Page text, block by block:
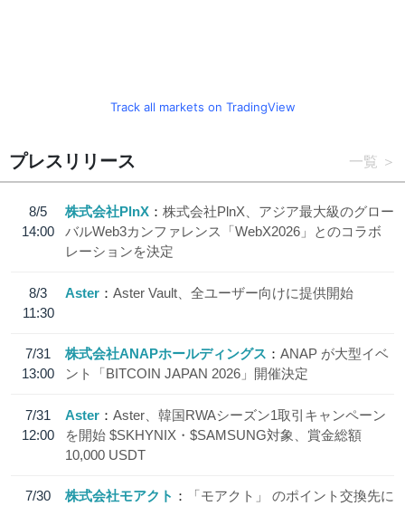
Track all markets on TradingView
プレスリリース 一覧
8/5
14:00
株式会社PlnX
株式会社PlnX、アジア最大級のグロー
バルWeb3カンファレンス「WebX2026」とのコラボ
レーションを決定
8/3
11:30
Aster Aster Vault、全ユーザー向けに提供開始
7/31
13:00
株式会社ANAPホールディングス
ANAP が大型イベ
ント「BITCOIN JAPAN 2026」開催決定
7/31
12:00
Aster
Aster、韓国RWAシーズン1取引キャンペーン
を開始 $SKHYNIX・$SAMSUNG対象、賞金総額
10,000 USDT
7/30
株式会社モアクト
「モアクト」 のポイント交換先に